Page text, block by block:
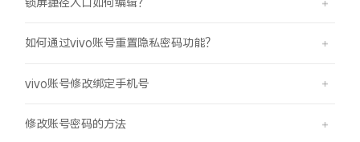
如何通过vivo账号重置隐私密码功能？
vivo账号修改绑定手机号
修改账号密码的方法